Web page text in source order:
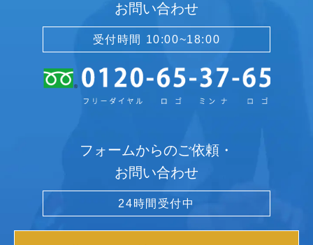
お問い合わせ
受付時間 10:00~18:00
フォームからのご依頼・
お問い合わせ
24時間受付中